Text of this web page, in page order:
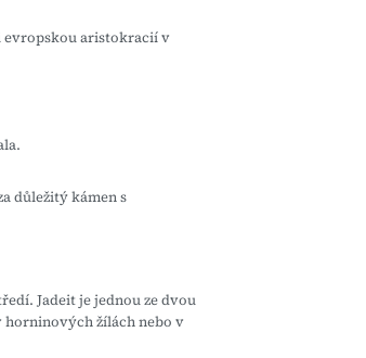
evropskou aristokracií v
důležitý kámen s
Jadeit je jednou ze dvou
horninových žílách nebo v